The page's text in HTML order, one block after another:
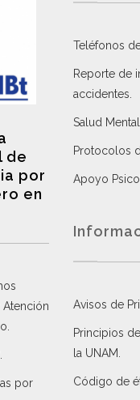
de
por
en
Atención
por
Teléfonos
Reporte de
accidentes
Salud
Protocolos
Apoyo
Avisos de
Principios
la UNAM
Código de